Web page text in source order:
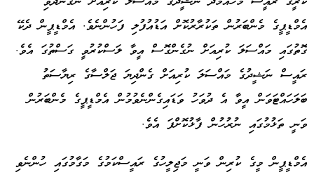
އެމްޑީޕީގެ މެންބަރުން ތަކުރާރުކޮށް އަޑުއުފުލި ފަހުންނެވެ. އެމްޑީޕީން ދެކޭ
ގޮތުގައި މައްސަލަ ކުރިއަށް ނުގެންގޮސް އީވާ ލަސްކުރުވީ ގަސްތުގަ އެވެ.
ރައީސް ނަޝީދުގެ މައްސަލަ ކުރިއަށް ގެންދިޔަ ޖަލްސާގެ ރިޔާސަތު
ބަލަހައްޓަވަން އީވާ އެ ދުވަހު ވަޑައިގެންނެވުމުން އެމްޑީޕީގެ މެންބަރުން
ވަނީ ތަޅުމުގައި ނުރުހުން ފާޅުކޮށްފަ އެވެ.
އެމްޑީޕީން މީގެ ކުރިން ވަނީ މަޖިލީހުގެ ރައީސްކަމުގެ މަގާމުގައި ހުންނެވި